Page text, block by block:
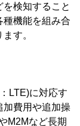
検知すること
種機能を組み合
す。
LTE)に対応す
加費用や追加操
M2Mなど長期